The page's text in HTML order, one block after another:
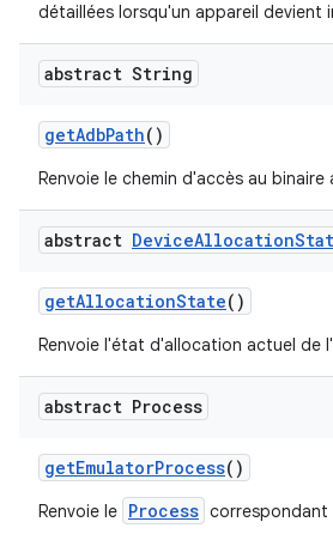
détaillées lorsqu'un appareil devient
abstract String
getAdbPath()
Renvoie le chemin d'accès au binaire
abstract DeviceAllocation
getAllocationState()
Renvoie l'état d'allocation actuel de
abstract Process
getEmulatorProcess()
Renvoie le Process correspondant